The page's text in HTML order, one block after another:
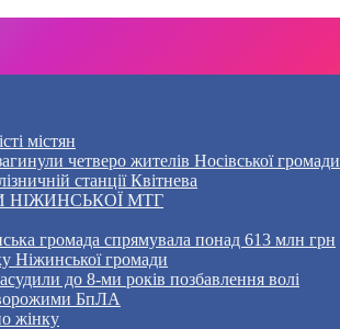
містян
четверо жителів Носівської громади
станції Квітнева
НІЖИНСЬКОЇ МТГ
громада спрямувала понад 613 млн грн
Ніжинської громади
до 8-ми років позбавлення волі
ворожими БпЛА
жінку